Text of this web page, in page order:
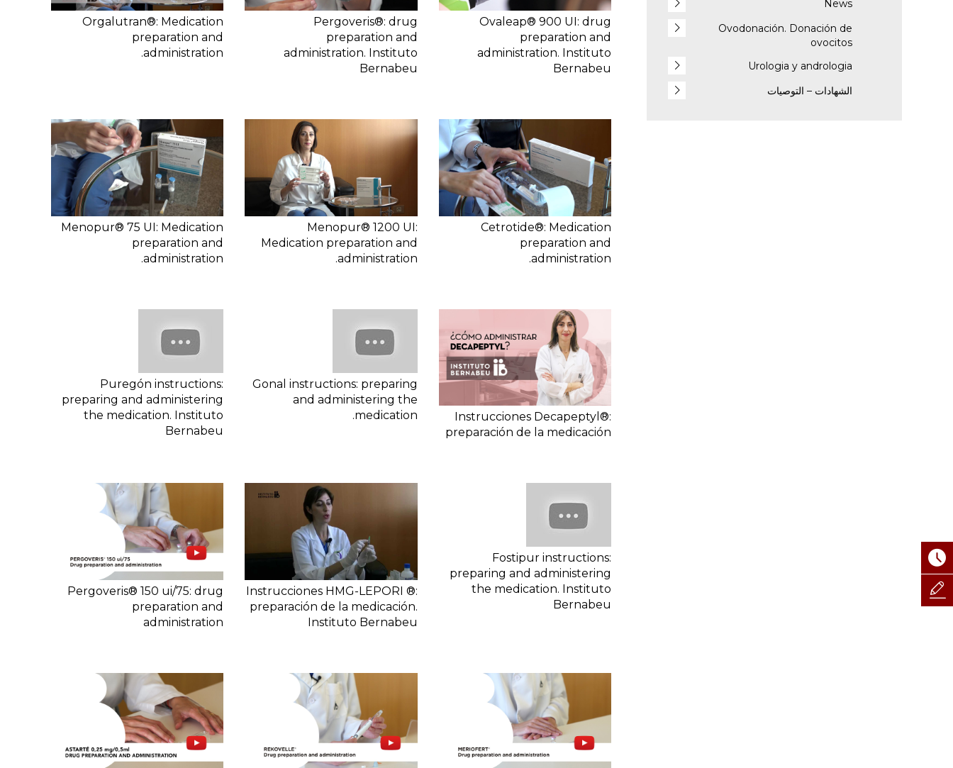
Ovaleap® 900 UI: drug
preparation and
administration. Instituto
Bernabeu
Pergoveris®: drug
preparation and
administration. Instituto
Bernabeu
Orgalutran®: Medication
preparation and
administration.
Cetrotide®: Medication
preparation and
administration.
Menopur® 1200 UI:
Medication preparation and
administration.
Menopur® 75 UI: Medication
preparation and
administration.
Instrucciones Decapeptyl®:
preparación de la medicación
Gonal instructions: preparing
and administering the
medication.
Puregón instructions:
preparing and administering
the medication. Instituto
Bernabeu
Fostipur instructions:
preparing and administering
the medication. Instituto
Bernabeu
Instrucciones HMG-LEPORI ®:
preparación de la medicación.
Instituto Bernabeu
Pergoveris® 150 ui/75: drug
preparation and
administration
News
Ovodonación. Donación de
ovocitos
Urologia y andrologia
الشهادات – التوصيات